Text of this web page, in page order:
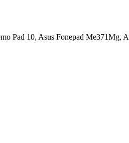
Pad 10, Asus Fonepad